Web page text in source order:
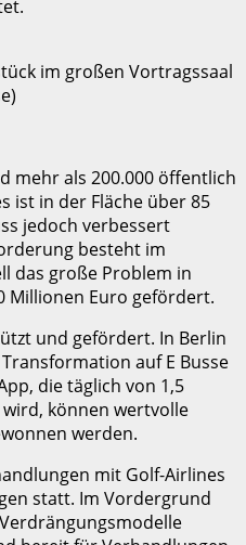
im großen Vortragssaal
mehr als 200.000 öffentlich
ist in der Fläche über 85
jedoch verbessert
besteht im
das große Problem in
Millionen Euro gefördert.
und gefördert. In Berlin
auf E Busse
die täglich von 1,5
können wertvolle
werden.
mit Golf-Airlines
statt. Im Vordergrund